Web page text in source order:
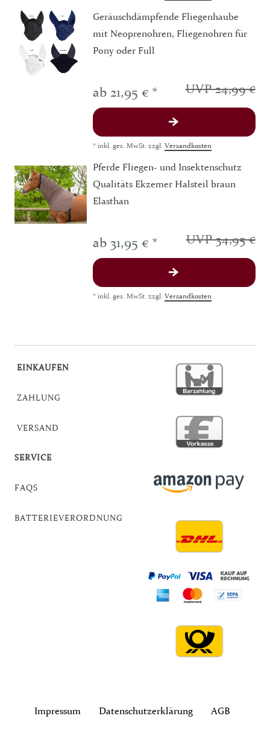
Geräuschdämpfende Fliegenhaube
mit Neoprenohren, Fliegenohren für
Pony oder Full
UVP 24,99 €
ab 21,95 € *
* inkl. ges. MwSt. zzgl. Versandkosten
Pferde Fliegen- und Insektenschutz
Qualitäts Ekzemer Halsteil braun
Elasthan
UVP 34,95 €
ab 31,95 € *
* inkl. ges. MwSt. zzgl. Versandkosten
EINKAUFEN
ZAHLUNG
VERSAND
SERVICE
FAQS
BATTERIEVERORDNUNG
Impressum Daten­schutz­erklärung AGB